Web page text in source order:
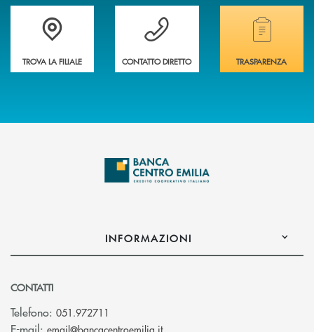
Accedi all' elenco completo delle filiali
TROVA LA FILIALE
Vuoi avere maggiori informazioni sulla
CONTATTO DIRETTO
Hai bisogno di
TRASPARENZA
INFORMAZIONI
CONTATTI
Telefono: 051.972711
(si apre l’app di posta